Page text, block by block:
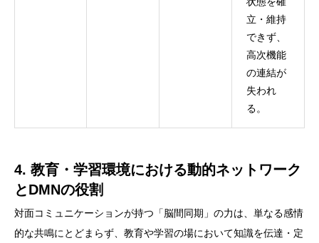
立・維持
できず、
高次機能
の連結が
失われ
る。
4. 教育・学習環境における動的ネットワーク
とDMNの役割
対面コミュニケーションが持つ「脳間同期」の力は、単なる感情
的な共鳴にとどまらず、教育や学習の場において知識を伝達・定